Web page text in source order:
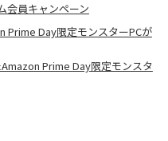
会員キャンペーン
Prime Day限定モンスターPCが
Prime Day限定モンスタ